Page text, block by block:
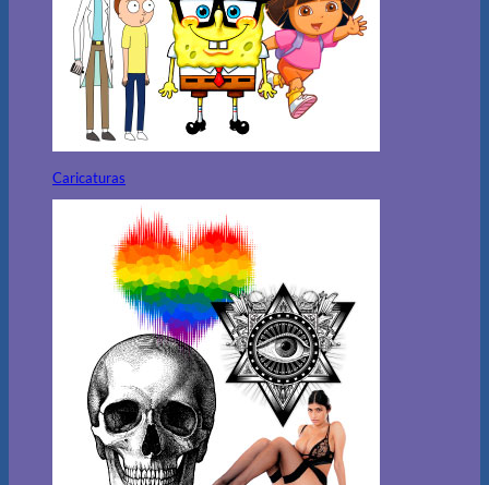
Caricaturas